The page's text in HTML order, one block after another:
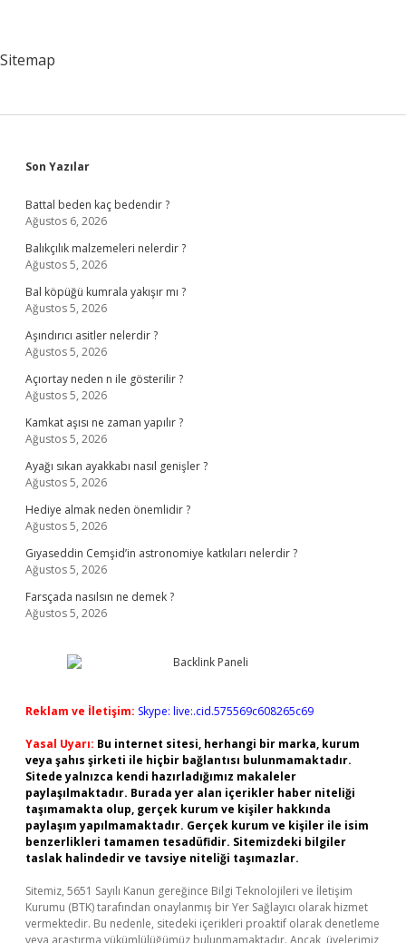
Sitemap
Sidebar
Son Yazılar
Battal beden kaç bedendir ?
Ağustos 6, 2026
Balıkçılık malzemeleri nelerdir ?
Ağustos 5, 2026
Bal köpüğü kumrala yakışır mı ?
Ağustos 5, 2026
Aşındırıcı asitler nelerdir ?
Ağustos 5, 2026
Açıortay neden n ile gösterilir ?
Ağustos 5, 2026
Kamkat aşısı ne zaman yapılır ?
Ağustos 5, 2026
Ayağı sıkan ayakkabı nasıl genişler ?
Ağustos 5, 2026
Hediye almak neden önemlidir ?
Ağustos 5, 2026
Gıyaseddin Cemşid’in astronomiye katkıları nelerdir ?
Ağustos 5, 2026
Farsçada nasılsın ne demek ?
Ağustos 5, 2026
Reklam ve İletişim: Skype: live:.cid.575569c608265c69
Yasal Uyarı: Bu internet sitesi, herhangi bir marka, kurum
veya şahıs şirketi ile hiçbir bağlantısı bulunmamaktadır.
Sitede yalnızca kendi hazırladığımız makaleler
paylaşılmaktadır. Burada yer alan içerikler haber niteliği
taşımamakta olup, gerçek kurum ve kişiler hakkında
paylaşım yapılmamaktadır. Gerçek kurum ve kişiler ile isim
benzerlikleri tamamen tesadüfidir. Sitemizdeki bilgiler
taslak halindedir ve tavsiye niteliği taşımazlar.
Sitemiz, 5651 Sayılı Kanun gereğince Bilgi Teknolojileri ve İletişim
Kurumu (BTK) tarafından onaylanmış bir Yer Sağlayıcı olarak hizmet
vermektedir. Bu nedenle, sitedeki içerikleri proaktif olarak denetleme
veya araştırma yükümlülüğümüz bulunmamaktadır. Ancak, üyelerimiz